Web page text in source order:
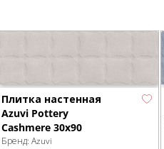
Плитка настенная
Azuvi Pottery
Cashmere 30x90
Бренд: Azuvi